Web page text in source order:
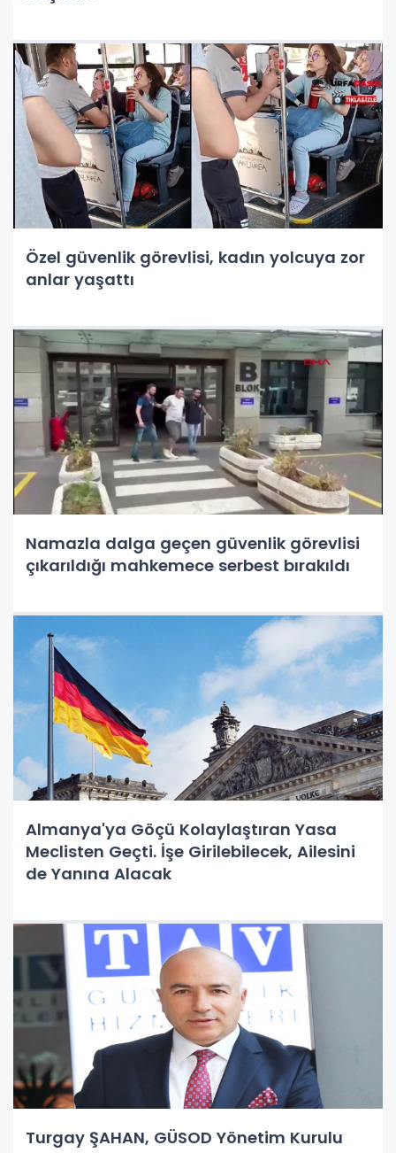
Özel güvenlik görevlisi, kadın yolcuya zor
anlar yaşattı
Namazla dalga geçen güvenlik görevlisi
çıkarıldığı mahkemece serbest bırakıldı
Almanya'ya Göçü Kolaylaştıran Yasa
Meclisten Geçti. İşe Girilebilecek, Ailesini
de Yanına Alacak
Turgay ŞAHAN, GÜSOD Yönetim Kurulu